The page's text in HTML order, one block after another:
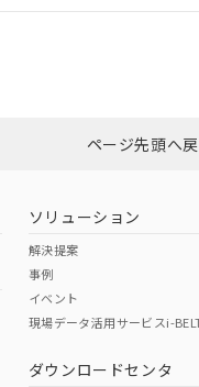
ドはこちら
（日本
（アメリ
ページ先頭へ
ソリューション
解決提案
事例
イベント
現場データ活用サービスi-
ダウンロードセンタ